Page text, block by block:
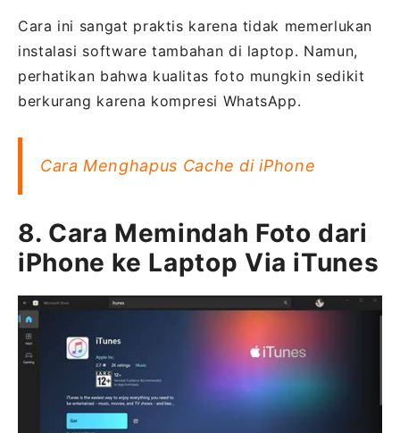
Cara ini sangat praktis karena tidak memerlukan
instalasi software tambahan di laptop. Namun,
perhatikan bahwa kualitas foto mungkin sedikit
berkurang karena kompresi WhatsApp.
Cara Menghapus Cache di iPhone
8. Cara Memindah Foto dari
iPhone ke Laptop Via iTunes